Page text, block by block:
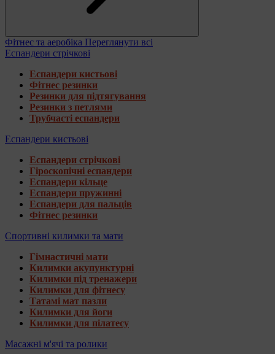
Фітнес та аеробіка Переглянути всі
Еспандери стрічкові
Еспандери кистьові
Фітнес резинки
Резинки для підтягування
Резинки з петлями
Трубчасті еспандери
Еспандери кистьові
Еспандери стрічкові
Гіроскопічні еспандери
Еспандери кільце
Еспандери пружинні
Еспандери для пальців
Фітнес резинки
Спортивні килимки та мати
Гімнастичні мати
Килимки акупунктурні
Килимки під тренажери
Килимки для фітнесу
Татамі мат пазли
Килимки для йоги
Килимки для пілатесу
Масажні м'ячі та ролики